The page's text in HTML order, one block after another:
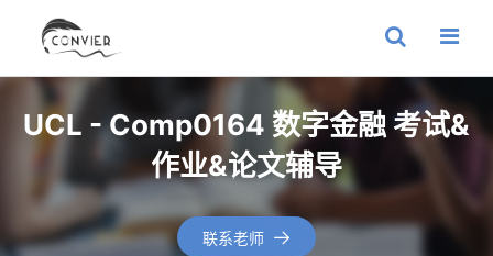
UCL - Comp0164 数字金融 考试&
作业&论文辅导
联系老师 